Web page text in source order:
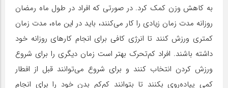
به کاهش وزن کمک کرد. در صورتی که افراد در طول ماه رمضان
روزانه مدت زمان زیادی را کار می‌کنند، باید در این ماه، مدت زمان
کمتری ورزش کنند تا انرژی کافی برای انجام کارهای روزانه خود
داشته باشند. افراد کم‌تحرک بهتر است زمان دیگری را برای شروع
ورزش کردن انتخاب کنند و برای شروع می‌توانند قبل از افطار
کمی پیاده‌روی بکنند تا بتوانند کم‌کم بدن خود را برای انجام